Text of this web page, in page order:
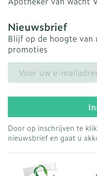
Nieuwsbrief
Blijf op de hoogte van
promoties
Door op inschrijven te
nieuwsbrief en gaat u